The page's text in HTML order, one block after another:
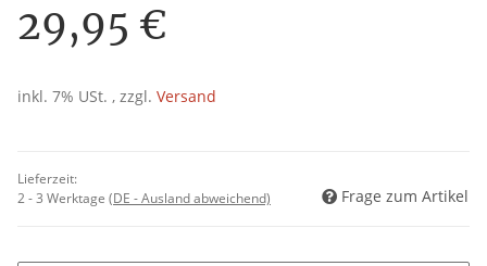
29,95 €
inkl. 7% USt. , zzgl. Versand
Lieferzeit:
2 - 3 Werktage (DE - Ausland abweichend) Frage zum Artikel